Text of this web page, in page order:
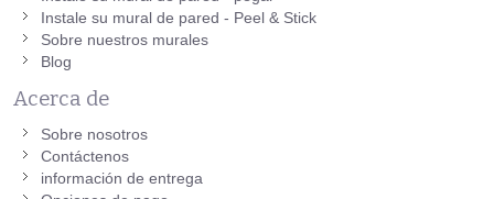
Instale su mural de pared - Peel & Stick
Sobre nuestros murales
Blog
Acerca de
Sobre nosotros
Contáctenos
información de entrega